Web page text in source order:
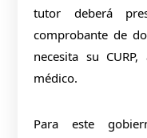
tutor deberá
comprobante de
necesita su
médico.
Para este